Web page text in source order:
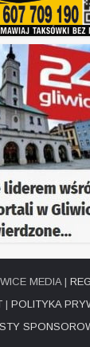
MEDIA |
| POLITYKA